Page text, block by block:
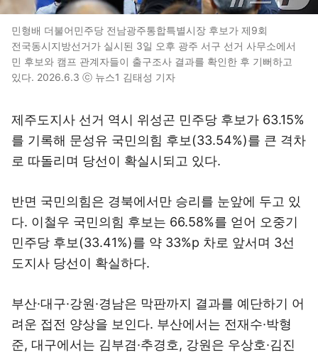
민형배 더불어민주당 전남광주통합특별시장 후보가 제9회
전국동시지방선거가 실시된 3일 오후 광주 서구 선거 사무소에서
민 후보와 캠프 관계자들이 출구조사 결과를 확인한 후 기뻐하고
있다. 2026.6.3 ⓒ 뉴스1 김태성 기자
제주도지사 선거 역시 위성곤 민주당 후보가 63.15%
를 기록해 문성유 국민의힘 후보(33.54%)를 큰 격차
로 따돌리며 당선이 확실시되고 있다.
반면 국민의힘은 경북에서만 승리를 눈앞에 두고 있
다. 이철우 국민의힘 후보는 66.58%를 얻어 오중기
민주당 후보(33.41%)를 약 33%p 차로 앞서며 3선
도지사 당선이 확실하다.
부산·대구·강원·경남은 막판까지 결과를 예단하기 어
려운 접전 양상을 보인다. 부산에서는 전재수·박형
준, 대구에서는 김부겸·추경호, 강원은 우상호·김진